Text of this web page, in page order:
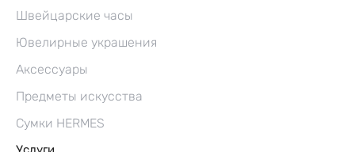
Швейцарские часы
Ювелирные украшения
Аксессуары
Предметы искусства
Сумки HERMES